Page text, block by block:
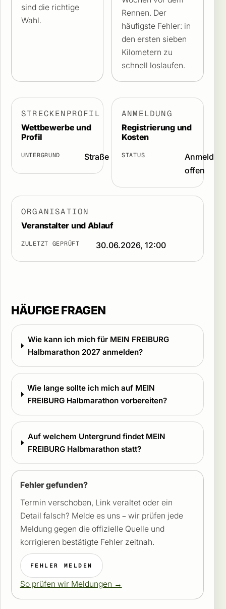
sind die richtige
Wahl.
Rennen. Der
häufigste Fehler: in
den ersten sieben
Kilometern zu
schnell loslaufen.
STRECKENPROFIL
Wettbewerbe und
Profil
UNTERGRUND Straße
ANMELDUNG
Registrierung und
Kosten
STATUS
offen
ORGANISATION
Veranstalter und Ablauf
ZULETZT GEPRÜFT 30.06.2026, 12:00
HÄUFIGE FRAGEN
Wie kann ich mich für MEIN FREIBURG
Halbmarathon 2027 anmelden?
Wie lange sollte ich mich auf MEIN
FREIBURG Halbmarathon vorbereiten?
Auf welchem Untergrund findet MEIN
FREIBURG Halbmarathon statt?
Fehler gefunden?
Termin verschoben, Link veraltet oder ein
Detail falsch? Melde es uns – wir prüfen jede
Meldung gegen die offizielle Quelle und
korrigieren bestätigte Fehler zeitnah.
FEHLER MELDEN
So prüfen wir Meldungen →